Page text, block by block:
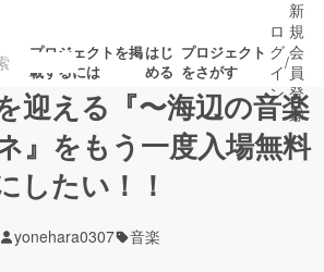
プロジェクトを掲
載するには
はじ
める
プロジェクト
をさがす
目の新着プロ 募集終了が近いプ
ロ
グ
イ
ン
/
新
規
会
員
登
録
迎える『〜海辺の音楽
』をもう一度入場無料
したい！！
yonehara0307 音楽